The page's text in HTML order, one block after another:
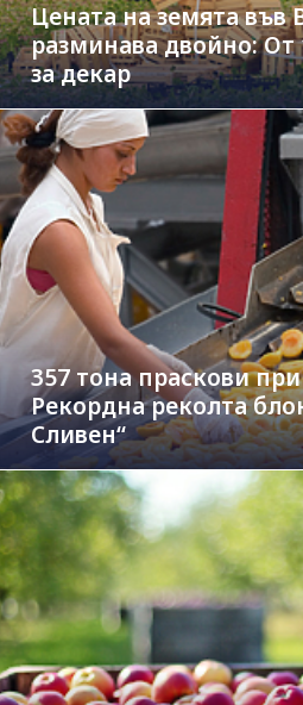
Цената на земята във
разминава двойно: От
за декар
357 тона праскови
Рекордна реколта
Сливен“